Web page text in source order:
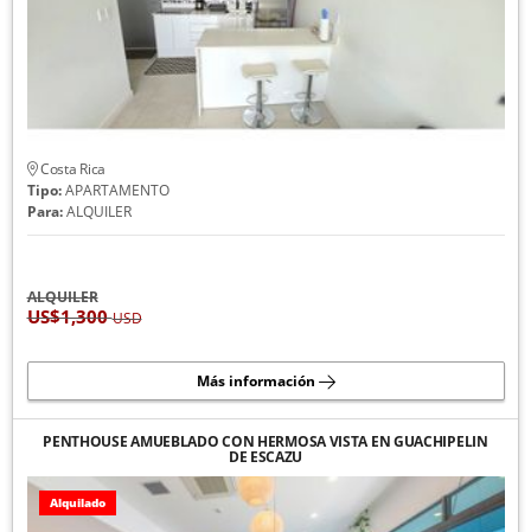
Costa Rica
Tipo:APARTAMENTO
Para:ALQUILER
ALQUILER
US$1,300USD
Más información
PENTHOUSE AMUEBLADO CON HERMOSA VISTA EN GUACHIPELIN
DE ESCAZU
Alquilado